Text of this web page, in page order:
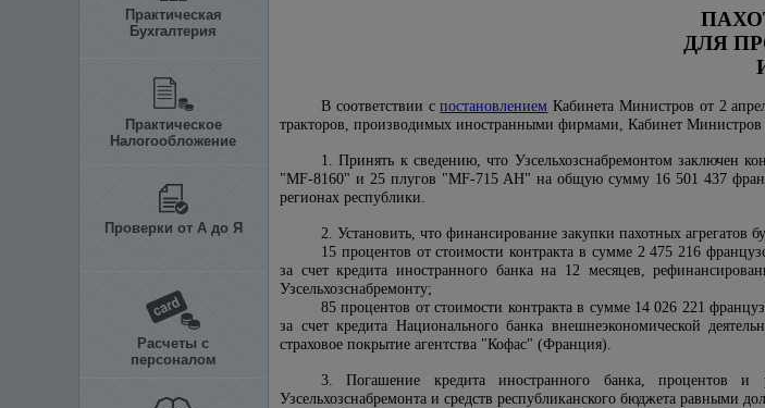
Практическая
Бухгалтерия
Практическое
Налогообложение
Проверки от А до Я
Расчеты с
персоналом
ДЛЯ
В соответствии спостановлением Кабинета Министров от 2
тракторов, производимых иностранными фирмами, Кабинет Министров
1. Принять к сведению, что Узсельхозснабремонтом заключен
"MF-8160" и 25 плугов "MF-715 AH" на общую сумму 16 501 437
регионах республики.
2. Установить, что финансирование закупки пахотных агрегатов
15 процентов от стоимости контракта в сумме 2 475 216
за счет кредита иностранного банка на 12 месяцев,
Узсельхозснабремонту;
85 процентов от стоимости контракта в сумме 14 026 221
за счет кредита Национального банка внешнеэкономической
страховое покрытие агентства "Кофас" (Франция).
3. Погашение кредита иностранного банка, процентов и
Узсельхозснабремонта и средств республиканского бюджета равными